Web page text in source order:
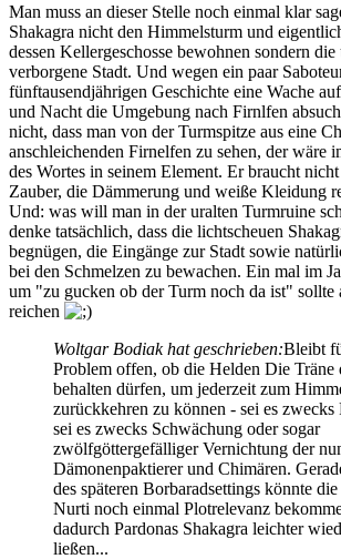
Man muss an dieser Stelle noch einmal klar
Shakagra nicht den Himmelsturm und
dessen Kellergeschosse bewohnen sondern
verborgene Stadt. Und wegen ein paar
fünftausendjährigen Geschichte eine Wache
und Nacht die Umgebung nach Firnlfen
nicht, dass man von der Turmspitze aus eine
anschleichenden Firnelfen zu sehen, der wäre
des Wortes in seinem Element. Er braucht
Zauber, die Dämmerung und weiße Kleidung
Und: was will man in der uralten Turmruine
denke tatsächlich, dass die lichtscheuen
begnügen, die Eingänge zur Stadt sowie
bei den Schmelzen zu bewachen. Ein mal im
um "zu gucken ob der Turm noch da ist" sollte
reichen
Woltgar Bodiak hat geschrieben:Bleibt
Problem offen, ob die Helden Die Träne
behalten dürfen, um jederzeit zum
zurückkehren zu können - sei es zwecks
sei es zwecks Schwächung oder sogar
zwölfgöttergefälliger Vernichtung der
Dämonenpaktierer und Chimären.
des späteren Borbaradsettings könnte
Nurti noch einmal Plotrelevanz
dadurch Pardonas Shakagra leichter
ließen...